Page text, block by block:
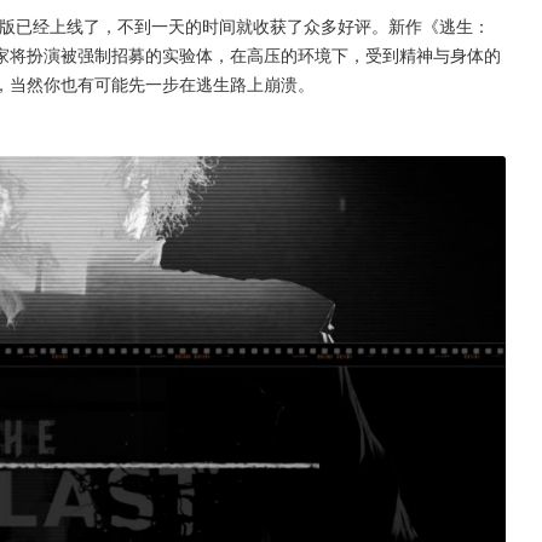
经上线了，不到一天的时间就收获了众多好评。新作《逃生：
扮演被强制招募的实验体，在高压的环境下，受到精神与身体的
然你也有可能先一步在逃生路上崩溃。